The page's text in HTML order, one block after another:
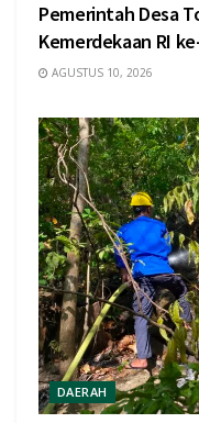
Pemerintah Desa
Kemerdekaan RI
AGUSTUS 10, 2026
DAERAH